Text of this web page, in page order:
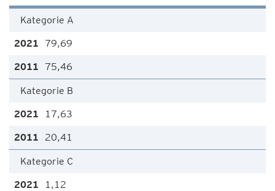
Kategorie A
79,69
75,46
Kategorie B
17,63
20,41
Kategorie C
1,12